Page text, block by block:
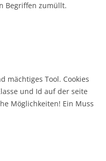
Begriffen zumüllt.
mächtiges Tool. Cookies
und Id auf der seite
Möglichkeiten! Ein Muss